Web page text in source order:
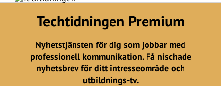
Techtidningen Premium
Nyhetstjänsten för dig som jobbar med
professionell kommunikation. Få nischade
nyhetsbrev för ditt intresseområde och
utbildnings-tv.